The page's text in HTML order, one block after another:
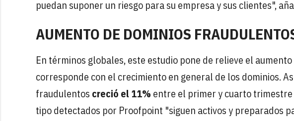
puedan suponer un riesgo para su empresa y sus clientes",
AUMENTO DE DOMINIOS
En términos globales, este estudio pone de relieve el
corresponde con el crecimiento en general de los dominios.
fraudulentos creció el 11% entre el primer y cuarto trimestre
tipo detectados por Proofpoint "siguen activos y preparados